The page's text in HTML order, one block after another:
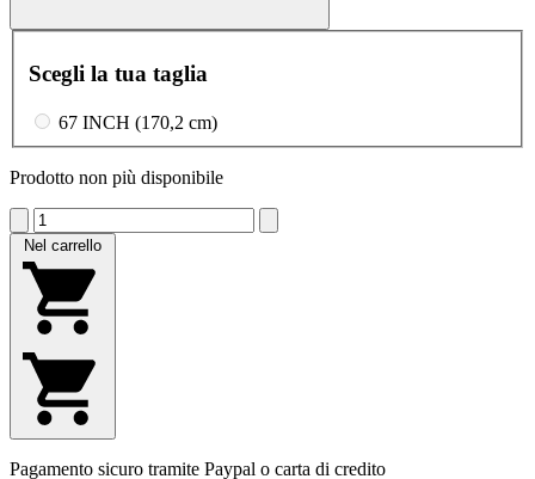
Scegli la tua taglia
67 INCH (170,2 cm)
Prodotto non più disponibile
Nel carrello
Pagamento sicuro tramite Paypal o carta di credito